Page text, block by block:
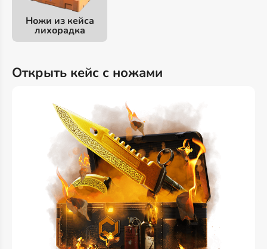
Ножи из кейса
лихорадка
Открыть кейс с ножами